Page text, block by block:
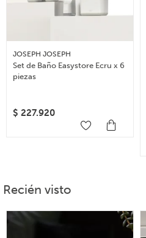
JOSEPH JOSEPH
Set de Baño Easystore Ecru x 6
piezas
$ 227.920
Recién visto